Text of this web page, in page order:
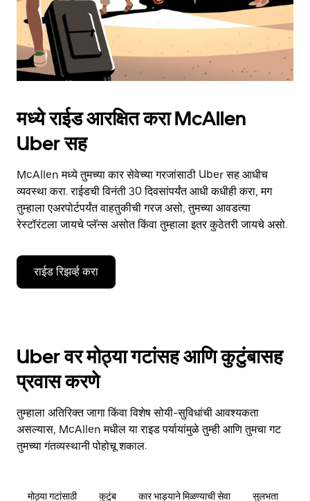
मध्ये राईड आरक्षित करा McAllen
Uber सह
McAllen मध्ये तुमच्या कार सेवेच्या गरजांसाठी Uber सह आधीच
व्यवस्था करा. राईडची विनंती 30 दिवसांपर्यंत आधी कधीही करा, मग
तुम्हाला एअरपोर्टपर्यंत वाहतुकीची गरज असो, तुमच्या आवडत्या
रेस्टॉरंटला जायचे प्लॅन्स असोत किंवा तुम्हाला इतर कुठेतरी जायचे असो.
राईड रिझर्व्ह करा
Uber वर मोठ्या गटांसह आणि कुटुंबासह
प्रवास करणे
तुम्हाला अतिरिक्त जागा किंवा विशेष सोयी-सुविधांची आवश्यकता
असल्यास, McAllen मधील या राइड पर्यायांमुळे तुम्ही आणि तुमचा गट
तुमच्या गंतव्यस्थानी पोहोचू शकाल.
मोठ्या गटांसाठी कुटुंब कार भाड्याने मिळण्याची सेवा सुलभता